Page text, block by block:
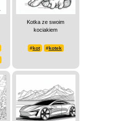
Kotka ze swoim
kociakiem
#kot #kotek